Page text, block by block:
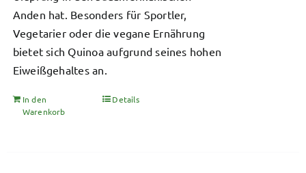
Anden hat. Besonders für Sportler,
Vegetarier oder die vegane Ernährung
bietet sich Quinoa aufgrund seines hohen
Eiweißgehaltes an.
In den
Warenkorb
Details